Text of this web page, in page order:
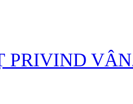
PRIVIND